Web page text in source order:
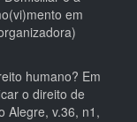
em
humano? Em
o direito de
Alegre, v.36, n1,